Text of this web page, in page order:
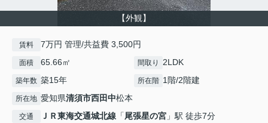
【外観】
賃料 7万円 管理/共益費 3,500円
面積 65.66㎡ 間取り 2LDK
築年数 築15年 所在階 1階/2階建
所在地 愛知県清須市西田中松本
交通 ＪＲ東海交通城北線 「尾張星の宮 」駅 徒歩7分